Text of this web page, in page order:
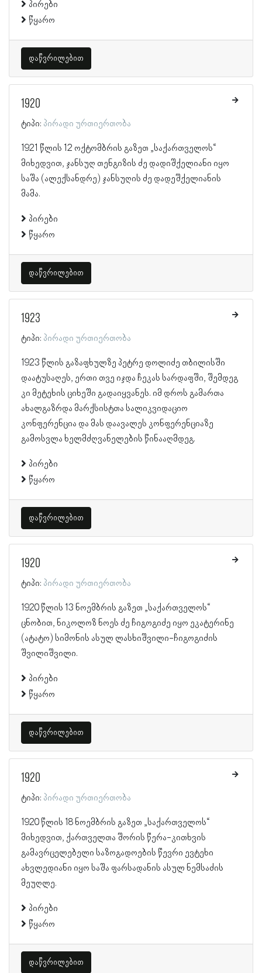
პირები
წყარო
დაწვრილებით
1920
ტიპი: პირადი ურთიერთობა
1921 წლის 12 ოქტომბრის გაზეთ „საქართველოს“
მიხედვით, ჯანსუღ თენგიზის ძე დადიშქელიანი იყო
საშა (ალექსანდრე) ჯანსუღის ძე დადეშქელიანის
მამა.
პირები
წყარო
დაწვრილებით
1923
ტიპი: პირადი ურთიერთობა
1923 წლის გაზაფხულზე პეტრე დოლიძე თბილისში
დაატუსაღეს, ერთი თვე იჯდა ჩეკას სარდაფში, შემდეგ
კი მეტეხის ციხეში გადაიყვანეს. იმ დროს გამართა
ახალგაზრდა მარქსისტთა სალიკვიდაციო
კონფერენცია და მას დაავალეს კონფერენციაზე
გამოსვლა ხელმძღვანელების წინააღმდეგ.
პირები
წყარო
დაწვრილებით
1920
ტიპი: პირადი ურთიერთობა
1920 წლის 13 ნოემბრის გაზეთ „საქართველოს“
ცნობით, ნიკოლოზ ნოეს ძე ჩიგოგიძე იყო ეკატერინე
(ატატო) სიმონის ასულ ლასხიშვილი-ჩიგოგიძის
შვილიშვილი.
პირები
წყარო
დაწვრილებით
1920
ტიპი: პირადი ურთიერთობა
1920 წლის 18 ნოემბრის გაზეთ „საქართველოს“
მიხედვით, ქართველთა შორის წერა-კითხვის
გამავრცელებელი საზოგადოების წევრი ევტეხი
ახვლედიანი იყო საშა ფარსადანის ასულ ნემსაძის
მეუღლე.
პირები
წყარო
დაწვრილებით